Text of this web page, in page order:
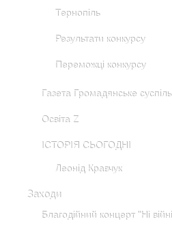
Тернопіль
Результати конкурсу
Переможці конкурсу
Газета Громадянське
Освіта Z
ІСТОРІЯ СЬОГОДНІ
Леонід Кравчук
Заходи
Благодійний концерт "Ні